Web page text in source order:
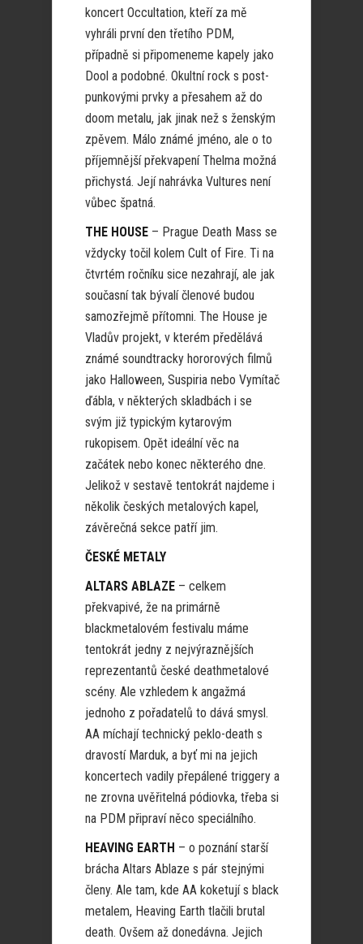
koncert Occultation, kteří za mě
vyhráli první den třetího PDM,
případně si připomeneme kapely jako
Dool a podobné. Okultní rock s post-
punkovými prvky a přesahem až do
doom metalu, jak jinak než s ženským
zpěvem. Málo známé jméno, ale o to
příjemnější překvapení Thelma možná
přichystá. Její nahrávka Vultures není
vůbec špatná.
THE HOUSE – Prague Death Mass se
vždycky točil kolem Cult of Fire. Ti na
čtvrtém ročníku sice nezahrají, ale jak
současní tak bývalí členové budou
samozřejmě přítomni. The House je
Vladův projekt, v kterém předělává
známé soundtracky hororových filmů
jako Halloween, Suspiria nebo Vymítač
ďábla, v některých skladbách i se
svým již typickým kytarovým
rukopisem. Opět ideální věc na
začátek nebo konec některého dne.
Jelikož v sestavě tentokrát najdeme i
několik českých metalových kapel,
závěrečná sekce patří jim.
ČESKÉ METALY
ALTARS ABLAZE – celkem
překvapivé, že na primárně
blackmetalovém festivalu máme
tentokrát jedny z nejvýraznějších
reprezentantů české deathmetalové
scény. Ale vzhledem k angažmá
jednoho z pořadatelů to dává smysl.
AA míchají technický peklo-death s
dravostí Marduk, a byť mi na jejich
koncertech vadily přepálené triggery a
ne zrovna uvěřitelná pódiovka, třeba si
na PDM připraví něco speciálního.
HEAVING EARTH – o poznání starší
brácha Altars Ablaze s pár stejnými
členy. Ale tam, kde AA koketují s black
metalem, Heaving Earth tlačili brutal
death. Ovšem až donedávna. Jejich